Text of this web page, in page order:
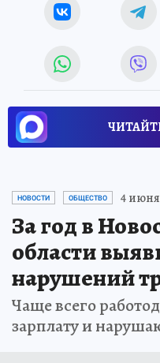
НОВОСТИ ОБЩЕСТВО 4 июня
За год в
области
нарушений
Чаще всего
зарплату и